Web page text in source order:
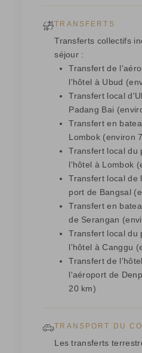
TRANSFERTS
Transferts collectifs
séjour :
Transfert de
l'hôtel à Ubud
Transfert local
Padang Bai
Transfert en
Lombok (environ
Transfert local du
l'hôtel à Lombok
Transfert local de
port de Bangsal
Transfert en
de Serangan
Transfert local du
l'hôtel à Canggu
Transfert de
l'aéroport de
20 km)
TRANSPORT DU
Les transferts